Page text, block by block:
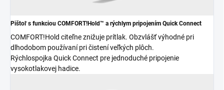
Pištoľ s funkciou COMFORT!Hold™ a rýchlym pripojením Quick Connect
COMFORT!Hold citeľne znižuje prítlak. Obzvlášť výhodné pri
dlhodobom používaní pri čistení veľkých plôch.
Rýchlospojka Quick Connect pre jednoduché pripojenie
vysokotlakovej hadice.